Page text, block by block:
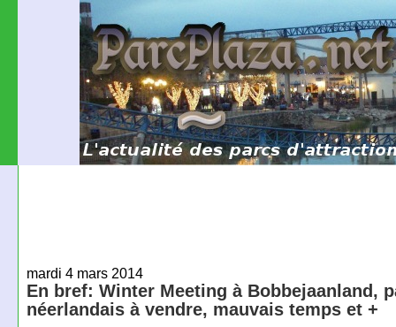
mardi 4 mars 2014
En bref: Winter Meeting à Bobbejaanland,
néerlandais à vendre, mauvais temps et +